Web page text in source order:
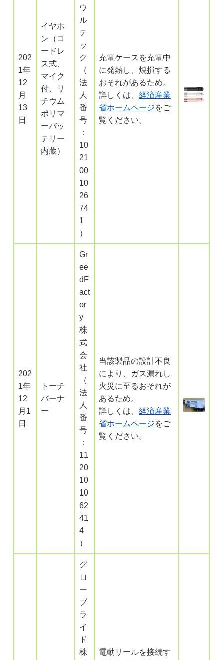
202
1年
12
月
13
日
イヤホ
ン（コ
ードレ
ス式、
マイク
付、リ
チウム
ポリマ
ーバッ
テリー
内蔵）
ウ
ル
テ
ッ
ク
（
法
人
番
号
：
10
21
00
10
26
74
1
）
充電ケースを充電中
に発熱し、焼損する
おそれがあるため。
詳しくは、経済産業
省ホームページをご
覧ください。
202
1年
12
月1
日
トーチ
バーナ
ー
Gr
ee
dF
act
or
y
株
式
会
社
（
法
人
番
号
：
11
20
10
10
62
41
4
）
当該製品の設計不良
により、ガス漏れし
火災に至るおそれが
あるため。
詳しくは、経済産業
省ホームページをご
覧ください。
グ
ロ
ー
ブ
ラ
イ
ド
株
電動リールを接続す